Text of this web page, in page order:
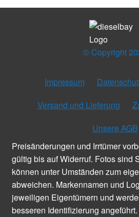
© Copyright
Impressum
Versand und Lieferung
Unsere AGB
Preisänderungen und Irrtümer
gültig bis auf Widerruf. Fotos sind
können unter Umständen zum
abweichen. Markennamen und
jeweiligen Eigentümern und
besseren Identifizierung angeführt.